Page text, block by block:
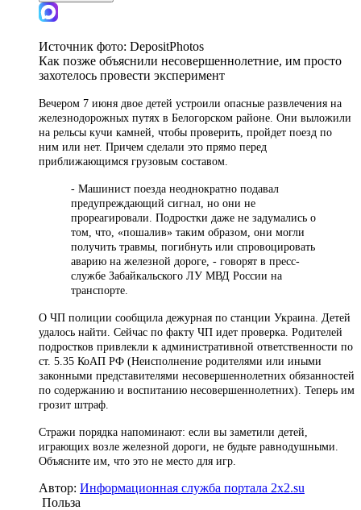
Источник фото: DepositPhotos
Как позже объяснили несовершеннолетние, им просто
захотелось провести эксперимент
Вечером 7 июня двое детей устроили опасные развлечения на
железнодорожных путях в Белогорском районе. Они выложили
на рельсы кучи камней, чтобы проверить, пройдет поезд по
ним или нет. Причем сделали это прямо перед
приближающимся грузовым составом.
- Машинист поезда неоднократно подавал
предупреждающий сигнал, но они не
прореагировали. Подростки даже не задумались о
том, что, «пошалив» таким образом, они могли
получить травмы, погибнуть или спровоцировать
аварию на железной дороге, - говорят в пресс-
службе Забайкальского ЛУ МВД России на
транспорте.
О ЧП полиции сообщила дежурная по станции Украина. Детей
удалось найти. Сейчас по факту ЧП идет проверка. Родителей
подростков привлекли к административной ответственности по
ст. 5.35 КоАП РФ (Неисполнение родителями или иными
законными представителями несовершеннолетних обязанностей
по содержанию и воспитанию несовершеннолетних). Теперь им
грозит штраф.
Стражи порядка напоминают: если вы заметили детей,
играющих возле железной дороги, не будьте равнодушными.
Объясните им, что это не место для игр.
Автор: Информационная служба портала 2x2.su
Польза